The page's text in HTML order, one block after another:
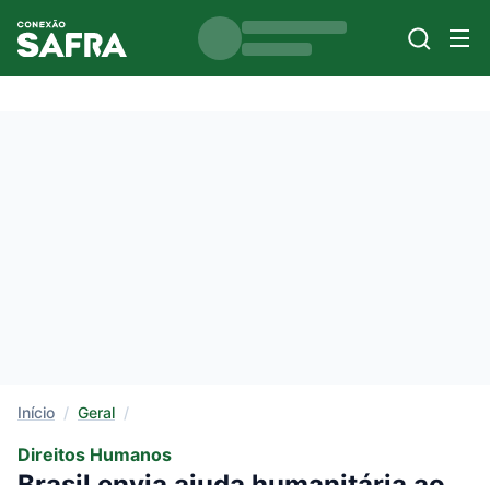
Início / Geral /
Direitos Humanos